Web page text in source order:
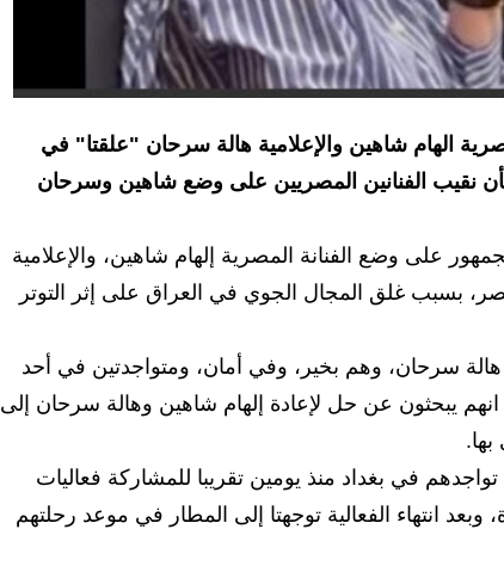
الهام شاهين والإعلامية هالة سرحان "علقتا" في
نقيب الفنانين المصريين على وضع شاهين وسرحان
على وضع الفنانة المصرية إلهام شاهين، والإعلامية
بسبب غلق المجال الجوي في العراق على إثر التوتر
هالة سرحان، وهم بخير، وفي أمان، ومتواجدتين في أحد
يبحثون عن حل لإعادة إلهام شاهين وهالة سرحان إلى
في بغداد منذ يومين تقريبا للمشاركة فعاليات
انتهاء الفعالية توجهتا إلى المطار في موعد رحلتهم